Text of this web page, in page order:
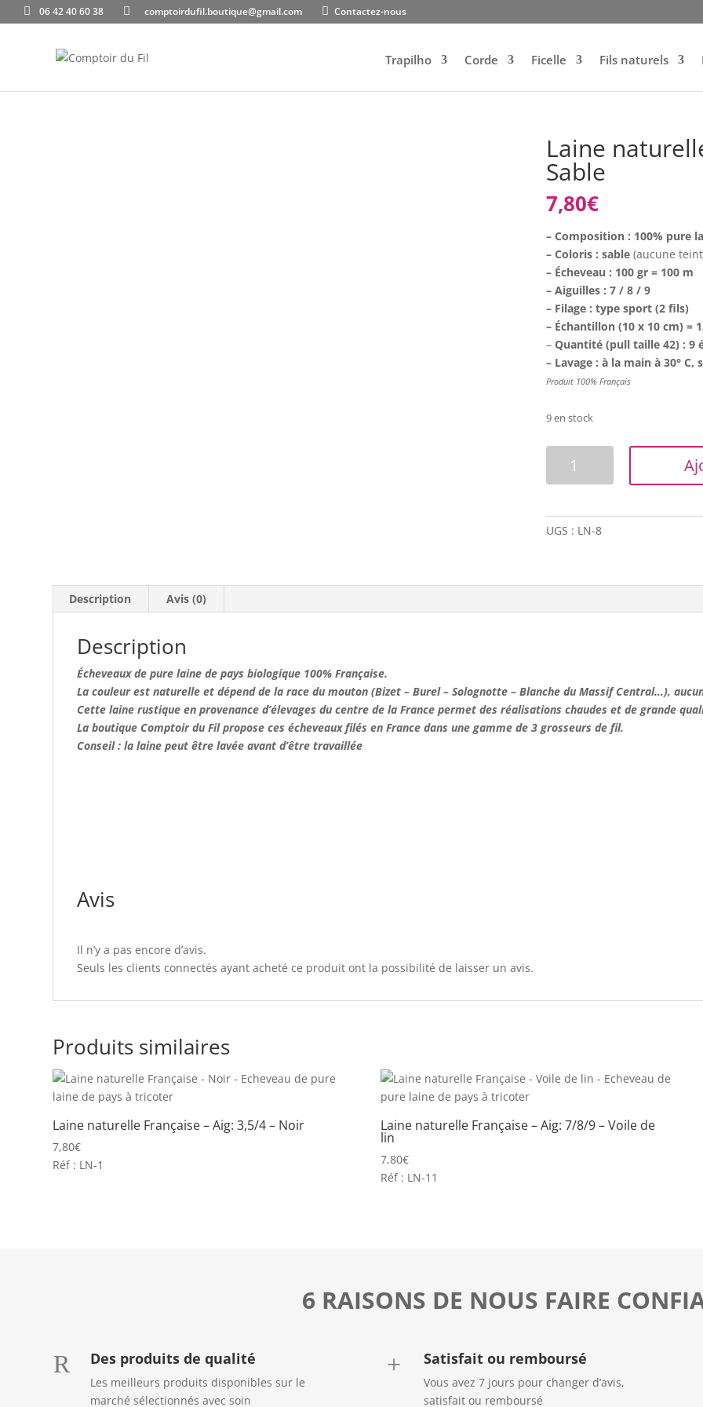
06 42 40 60 38 comptoirdufil.boutique@gmail.com Contactez-nous
Trapilho Corde Ficelle Fils naturels
Laine
Sable
7,80€
– Composition : 100% pure
– Coloris : sable(aucune
– Écheveau : 100 gr = 100 m
– Aiguilles : 7 / 8 / 9
– Filage : type sport (2 fils)
– Échantillon (10 x 10 cm) =
–Quantité (pull taille 42) : 9
– Lavage : à la main à 30° C,
Produit 100% Français
9 en stock
Française
Sable
UGS : LN-8
Description Avis (0)
Description
Écheveauxde pure laine de pays biologique 100% Française.
La couleur est naturelle et dépend de la race du mouton (Bizet – Burel – Solognotte – Blanche du Massif Central…),
Cette laine rustique en provenance d’élevages du centre de la France permet des réalisations chaudes et de grande
La boutique Comptoir du Fil propose ces écheveaux filés en France dans une gamme de 3 grosseurs de fil.
Conseil : la laine peut être lavée avant d’être travaillée
Avis
Il n’y a pas encore d’avis.
Seuls les clients connectés ayant acheté ce produit ont la possibilité de laisser un avis.
Produits similaires
Laine naturelle Française – Aig: 3,5/4 – Noir
7,80€
Réf : LN-1
Laine naturelle Française – Aig: 7/8/9 – Voile de
lin
7,80€
Réf : LN-11
6 RAISONS DE NOUS FAIRE
R Des produits de qualité
Les meilleurs produits disponibles sur le
marché sélectionnés avec soin
+ Satisfait ou remboursé
Vous avez 7 jours pour changer d’avis,
satisfait ou remboursé